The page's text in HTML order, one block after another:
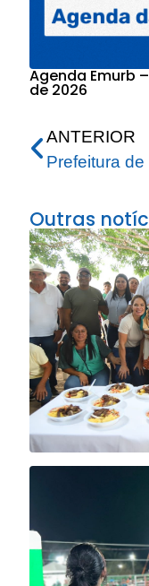
Agenda Emurb
de 2026
ANTERIOR
Outras